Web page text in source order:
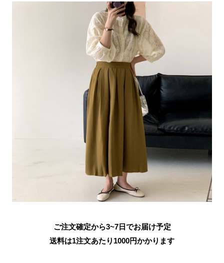
ご注文確定から3~7日でお届け予定
送料は1注文あたり 1000円かかります